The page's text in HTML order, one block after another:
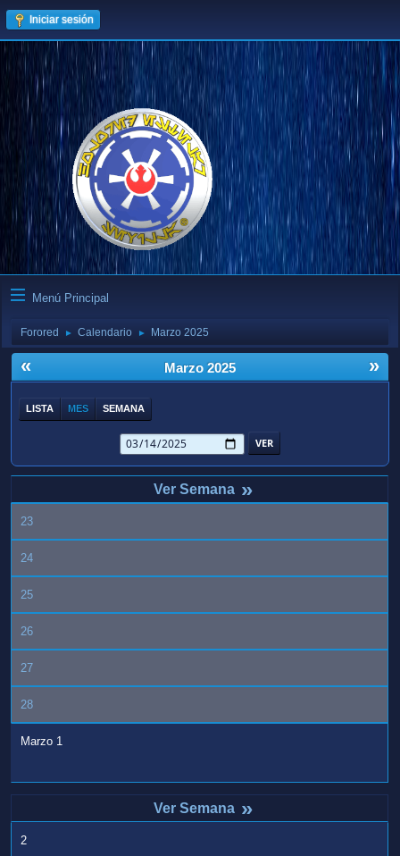
Iniciar sesión
Menú Principal
Forored ► Calendario ► Marzo 2025
« »
Marzo 2025
LISTA MES SEMANA
»
23
24
25
26
27
28
Marzo 1
»
2